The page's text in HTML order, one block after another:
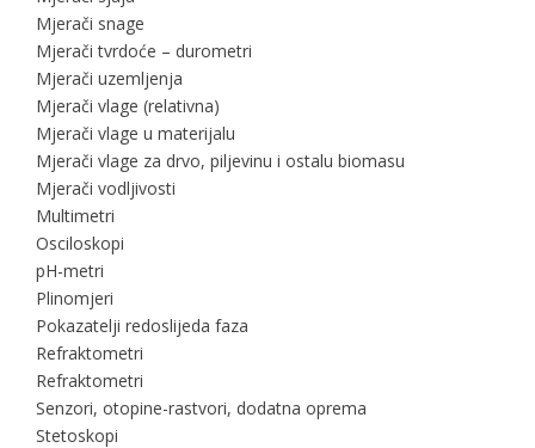
Mjerači snage
Mjerači tvrdoće – durometri
Mjerači uzemljenja
Mjerači vlage (relativna)
Mjerači vlage u materijalu
Mjerači vlage za drvo, piljevinu i ostalu biomasu
Mjerači vodljivosti
Multimetri
Osciloskopi
pH-metri
Plinomjeri
Pokazatelji redoslijeda faza
Refraktometri
Refraktometri
Senzori, otopine-rastvori, dodatna oprema
Stetoskopi